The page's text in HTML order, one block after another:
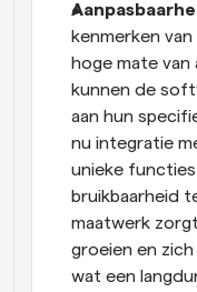
kenmerken
hoge mate van
kunnen de
aan hun
nu integratie
unieke
bruikbaarheid
maatwerk
groeien en
wat een